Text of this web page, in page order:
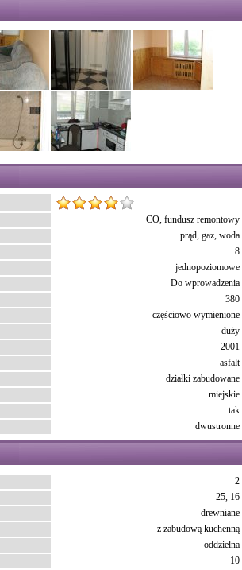
CO, fundusz remontowy
prąd, gaz, woda
8
jednopoziomowe
Do wprowadzenia
380
częściowo wymienione
duży
2001
asfalt
działki zabudowane
miejskie
tak
dwustronne
2
25, 16
drewniane
z zabudową kuchenną
oddzielna
10